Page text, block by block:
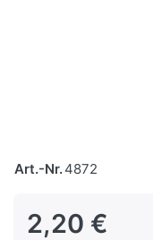
Art.-Nr.4872
2,20 €